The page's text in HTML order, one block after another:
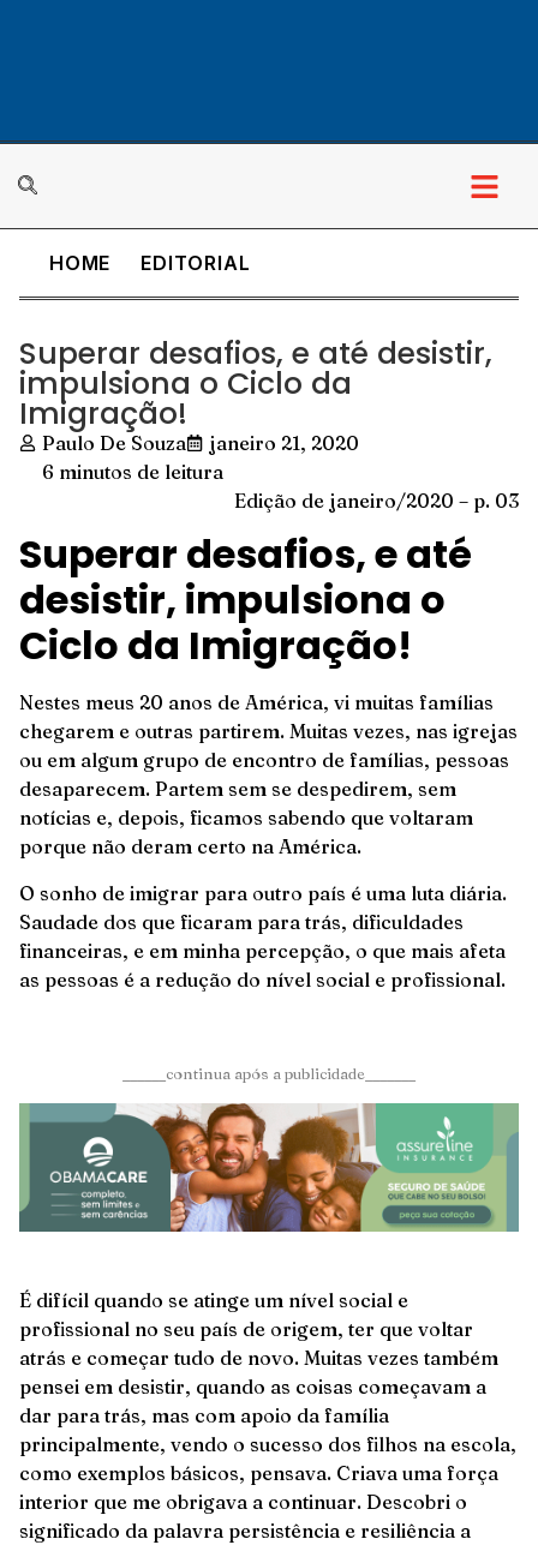
HOME EDITORIAL
Superar desafios, e até desistir,
impulsiona o Ciclo da
Imigração!
Paulo De Souza
janeiro 21, 2020
6 minutos de leitura
Edição de janeiro/2020 – p. 03
Superar desafios, e até
desistir, impulsiona o
Ciclo da Imigração!
Nestes meus 20 anos de América, vi muitas famílias
chegarem e outras partirem. Muitas vezes, nas igrejas
ou em algum grupo de encontro de famílias, pessoas
desaparecem. Partem sem se despedirem, sem
notícias e, depois, ficamos sabendo que voltaram
porque não deram certo na América.
O sonho de imigrar para outro país é uma luta diária.
Saudade dos que ficaram para trás, dificuldades
financeiras, e em minha percepção, o que mais afeta
as pessoas é a redução do nível social e profissional.
______continua após a publicidade_______
É difícil quando se atinge um nível social e
profissional no seu país de origem, ter que voltar
atrás e começar tudo de novo. Muitas vezes também
pensei em desistir, quando as coisas começavam a
dar para trás, mas com apoio da família
principalmente, vendo o sucesso dos filhos na escola,
como exemplos básicos, pensava. Criava uma força
interior que me obrigava a continuar. Descobri o
significado da palavra persistência e resiliência a